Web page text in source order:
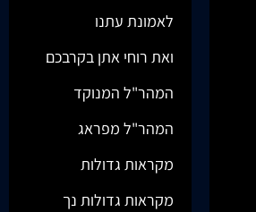
לאמונת עתנו
ואת רוחי אתן בקרבכם
המהר"ל המנוקד
המהר"ל מפראג
מקראות גדולות
מקראות גדולות נך